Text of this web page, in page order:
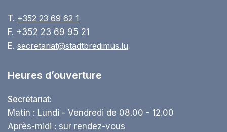
T. +352 23 69 62 1
F. +352 23 69 95 21
E. secretariat@stadtbredimus.lu
Heures d’ouverture
Secrétariat:
Matin : Lundi - Vendredi de 08.00 - 12.00
Après-midi : sur rendez-vous